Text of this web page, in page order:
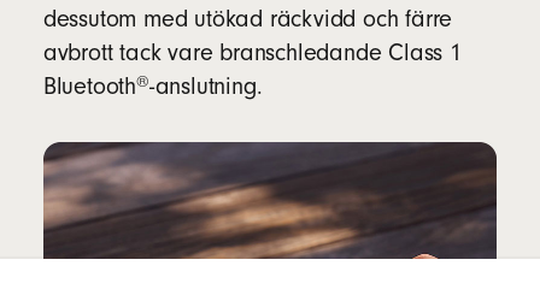
dessutom med utökad räckvidd och färre
avbrott tack vare branschledande Class 1
Bluetooth®-anslutning.